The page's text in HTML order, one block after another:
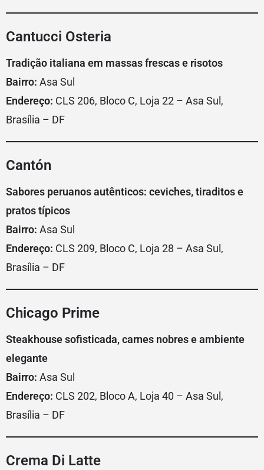
Cantucci Osteria
Tradição italiana em massas frescas e risotos
Bairro: Asa Sul
Endereço: CLS 206, Bloco C, Loja 22 – Asa Sul,
Brasília – DF
Cantón
Sabores peruanos autênticos: ceviches, tiraditos e
pratos típicos
Bairro: Asa Sul
Endereço: CLS 209, Bloco C, Loja 28 – Asa Sul,
Brasília – DF
Chicago Prime
Steakhouse sofisticada, carnes nobres e ambiente
elegante
Bairro: Asa Sul
Endereço: CLS 202, Bloco A, Loja 40 – Asa Sul,
Brasília – DF
Crema Di Latte